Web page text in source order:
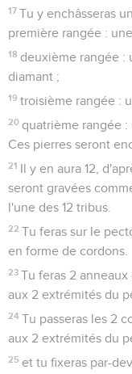
17 Tu y enchâsseras
première rangée :
18 deuxième rangée :
diamant ;
19 troisième rangée :
20 quatrième rangée :
Ces pierres seront
21 Il y en aura 12,
seront gravées
l'une des 12 tribus.
22 Tu feras sur le
en forme de cordons.
23 Tu feras 2
aux 2 extrémités du
24 Tu passeras les 2
aux 2 extrémités du
25 et tu fixeras par-